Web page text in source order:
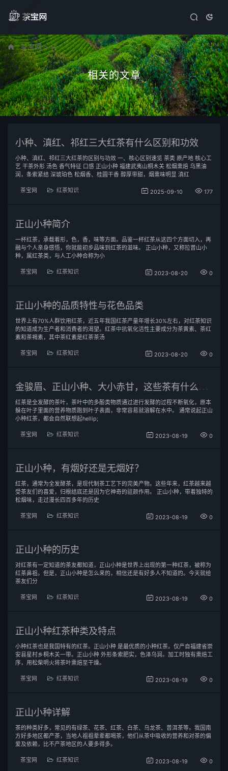
茶宝网>>
相关的文章
小种、滇红、祁红三大红茶有什么区别和功效
小种、滇红、祁红三大红茶的区别与功效 一、核心区别速览 茶类 原产地 核心工
艺 干茶外形 汤色 香气特征 口感 正山小种 福建武夷山桐木关 松烟熏焙 乌黑油
润，条索紧结 深琥珀色 松烟香、桂圆干香 醇厚带甜，烟熏味明显 滇红
茶宝网 红茶知识 2025-09-10 177
正山小种简介
一杯红茶，承载着形，色，香，味等方面。品鉴一杯红茶从这四个方面切入，再
融与个人亲身感悟，你就能初步品味到红茶的滋味。 正山小种，又称拉普山小
种，属红茶类，与人工小种合称为小
茶宝网 红茶知识 2023-08-20 0
正山小种的品质特性与花色品类
世界上有70%人群饮用红茶，近五年我国红茶产量年增长30%左右，对红茶知识
的知道成为生产者和消费者的渴望。红茶中抗氧化活性主要成分为茶黄素、茶红
素和茶褐素，其中茶红素是红茶茶汤
茶宝网 红茶知识 2023-08-20 0
金
骏眉、正山小种、大小赤甘，这些茶有什么关系了呢？
红茶是全发酵的茶叶，茶叶中的多酚类物质通过进行发酵的过程不断氧化，原本
躲在叶子里面的营养物质跑到叶子表面，非常容易就溶解在水中。 通常说起正山
小种红茶，都会自然联想起hellip;
茶宝网 红茶知识 2023-08-19 0
正山小种，有烟好还是无烟好？
红茶，通常为全发酵茶，是现代制茶工艺下的完美产物。这些年来，红茶越来越
受茶友们的喜爱，归根结底还是因为它神奇的驻颜作用。 正山小种，带着独特的
松烟味，走过漫长四百多年的历史
茶宝网 红茶知识 2023-08-19 0
正山小种的历史
对红茶有一定知道的茶友都知道，正山小种是世界上出现的第一种红茶，被称为
红茶鼻祖。但是，正山小种是怎么来的，相信还是有好多人不知道的。今天就给
茶友们分
茶宝网 红茶知识 2023-08-19 0
正山小种红茶种类及特点
小种红茶也是我国特有的红茶。正山小种 是最优质的小种红茶。仅产自福建省崇
安县星村乡桐木关一带。正山小种 外形条索肥实，色泽乌润。加工时独有熏焙工
序，用松柴明火将茶叶熏焙至干燥。
茶宝网 红茶知识 2023-08-19 0
正山小种详解
茶的种类好多，常见的有绿茶、花茶、红茶、白茶、乌龙茶、普洱茶等。我国南
方好多地区都产茶，当地人祖祖辈辈都喝茶，他们从茶中吸收的营养和对茶的偏
爱及依赖，比不产茶地区的人要多得多。
茶宝网 红茶知识 2023-08-19 0